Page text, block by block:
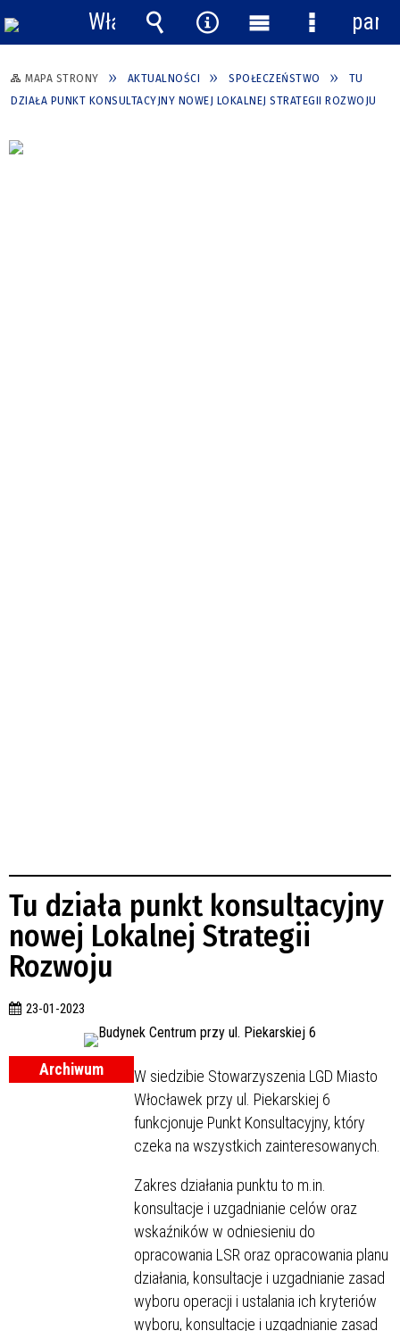
MAPA STRONY AKTUALNOŚCI SPOŁECZEŃSTWO
TU
DZIAŁA PUNKT KONSULTACYJNY NOWEJ LOKALNEJ STRATEGII ROZWOJU
Tu działa punkt konsultacyjny
nowej Lokalnej Strategii
Rozwoju
23-01-2023
Archiwum
W siedzibie Stowarzyszenia LGD Miasto
Włocławek przy ul. Piekarskiej 6
funkcjonuje Punkt Konsultacyjny, który
czeka na wszystkich zainteresowanych.
Zakres działania punktu to m.in.
konsultacje i uzgadnianie celów oraz
wskaźników w odniesieniu do
opracowania LSR oraz opracowania planu
działania, konsultacje i uzgadnianie zasad
wyboru operacji i ustalania ich kryteriów
wyboru, konsultacje i uzgadnianie zasad
Włącz
powiadomienia
Wyszukiwarka
Narzędzia
Menu
główne
Menu
panel